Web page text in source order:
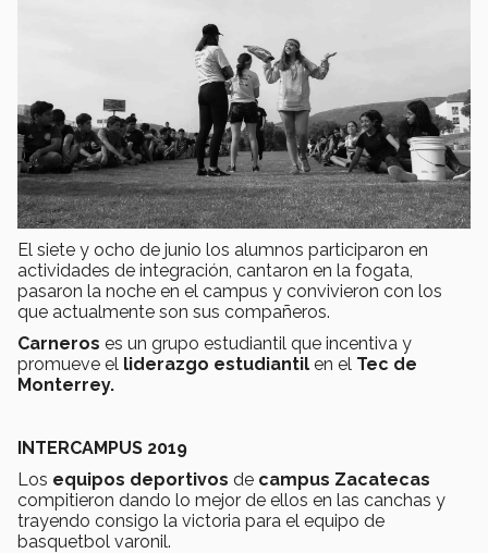
El siete y ocho de junio los alumnos participaron en
actividades de integración, cantaron en la fogata,
pasaron la noche en el campus y convivieron con los
que actualmente son sus compañeros.
Carneros es un grupo estudiantil que incentiva y
promueve el liderazgo estudiantil en el Tec de
Monterrey.
INTERCAMPUS 2019
Los equipos deportivos de campus Zacatecas
compitieron dando lo mejor de ellos en las canchas y
trayendo consigo la victoria para el equipo de
basquetbol varonil.